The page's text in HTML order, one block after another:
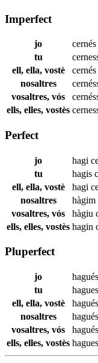
Imperfect
jo
cernés
tu
ell, ella, vostè
cernés
nosaltres
vosaltres, vós
ells, elles, vostès
Perfect
jo hagi
tu
hagis
ell, ella, vostè
hagi
nosaltres
hàgim
vosaltres, vós
hàgiu
ells, elles, vostès hagin
Pluperfect
jo hagués
tu
ell, ella, vostè
hagués
nosaltres
vosaltres, vós
ells, elles, vostès